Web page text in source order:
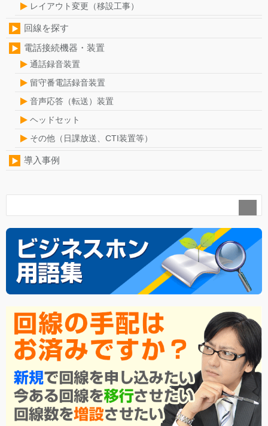
レイアウト変更（移設工事）
回線を探す
電話接続機器・装置
通話録音装置
留守番電話録音装置
音声応答（転送）装置
ヘッドセット
その他（日課放送、CTI装置等）
導入事例